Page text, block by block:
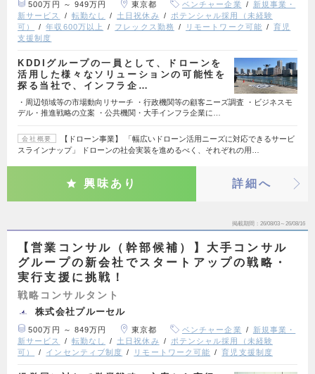
500万円 ～ 949万円 東京都 ベンチャー企業
新規事業・
新サービス
転勤なし 土日祝休み
ポテンシャル採用（未経験
可）
年収600万以上 フレックス勤務 リモートワーク可能
育児
支援制度
KDDIグループの一員として、ドローンを
活用した様々なソリューションの可能性を
探る当社で、インフラ企…
・周辺領域等の市場動向リサーチ ・行政機関等の顧客ニーズ調査 ・ビジネスモ
デル・推進戦略の立案 ・公共機関・大手インフラ企業に…
会社概要
【ドローン事業】 「幅広いドローン活用ニーズに対応できるサービ
スラインナップ」 ドローンの社会実装を進めるべく、それぞれの用…
興味あり 詳細へ
掲載期間 26/08/03～26/08/16
【営業コンサル（幹部候補）】大手コンサル
グループの新会社でスタートアップの戦略・
実行支援に挑戦！
戦略コンサルタント
株式会社プルーセル
500万円 ～ 849万円 東京都 ベンチャー企業
新規事業・
新サービス
転勤なし 土日祝休み
ポテンシャル採用（未経験
可）
インセンティブ制度 リモートワーク可能 育児支援制度